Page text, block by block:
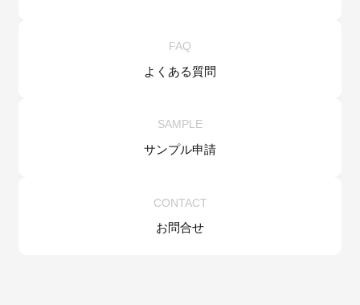
FAQ
よくある質問
SAMPLE
サンプル申請
CONTACT
お問合せ